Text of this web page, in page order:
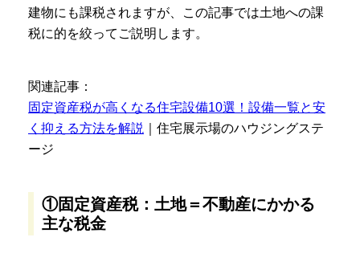
建物にも課税されますが、この記事では土地への課
税に的を絞ってご説明します。
関連記事：
固定資産税が高くなる住宅設備10選！設備一覧と安
く抑える方法を解説 ｜住宅展示場のハウジングステ
ージ
①固定資産税：土地＝不動産にかかる
主な税金